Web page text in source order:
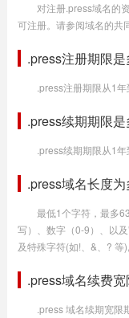
对注册.press域名的
可注册。请参阅域名的共
.press注册期限是
.press注册期限从1年
.press续期期限是
.press续期期限从1
.press域名长度
最低1个字符，最多
写）、数字（0-9）、以
及特殊字符(如!、&、? 等
.press域名续费
.press 域名续期宽